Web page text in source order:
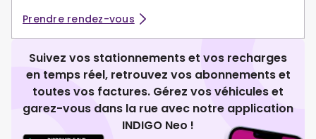
Prendre rendez-vous
Suivez vos stationnements et vos recharges
en temps réel, retrouvez vos abonnements et
toutes vos factures. Gérez vos véhicules et
garez-vous dans la rue avec notre application
INDIGO Neo !